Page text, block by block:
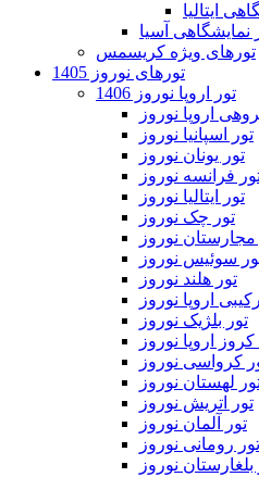
ایتالیا
نمایشگاهی آسیا
تورهای ویژه کریسمس
تورهای نوروز 1405
تور اروپا نوروز 1406
اروپا نوروز
تور اسپانیا نوروز
تور یونان نوروز
فرانسه نوروز
تور ایتالیا نوروز
تور چک نوروز
مجارستان نوروز
سوئیس نوروز
تور هلند نوروز
اروپا نوروز
تور بلژیک نوروز
اروپا نوروز
کرواسی نوروز
لهستان نوروز
تور اتریش نوروز
تور آلمان نوروز
تور رومانی نوروز
بلغارستان نوروز